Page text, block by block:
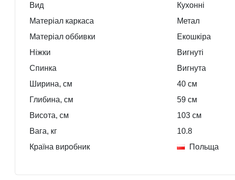
Вид
Кухонні
Матеріал каркаса
Метал
Матеріал оббивки
Екошкіра
Ніжки
Вигнуті
Спинка
Вигнута
Ширина, см
40 см
Глибина, см
59 см
Висота, см
103 см
Вага, кг
10.8
Країна виробник
Польща